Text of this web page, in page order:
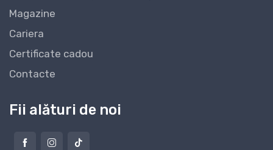
Magazine
Cariera
Certificate cadou
Contacte
Fii alături de noi